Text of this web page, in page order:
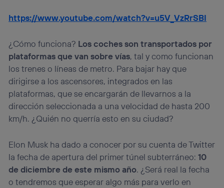
https://www.youtube.com/watch?v=u5V_VzRrSBI
¿Cómo funciona? Los coches son transportados por
plataformas que van sobre vías, tal y como funcionan
los trenes o líneas de metro. Para bajar hay que
dirigirse a los ascensores, integrados en las
plataformas, que se encargarán de llevarnos a la
dirección seleccionada a una velocidad de hasta 200
km/h. ¿Quién no querría esto en su ciudad?
Elon Musk ha dado a conocer por su cuenta de Twitter
la fecha de apertura del primer túnel subterráneo:10
de diciembre de este mismo año. ¿Será real la fecha
o tendremos que esperar algo más para verlo en